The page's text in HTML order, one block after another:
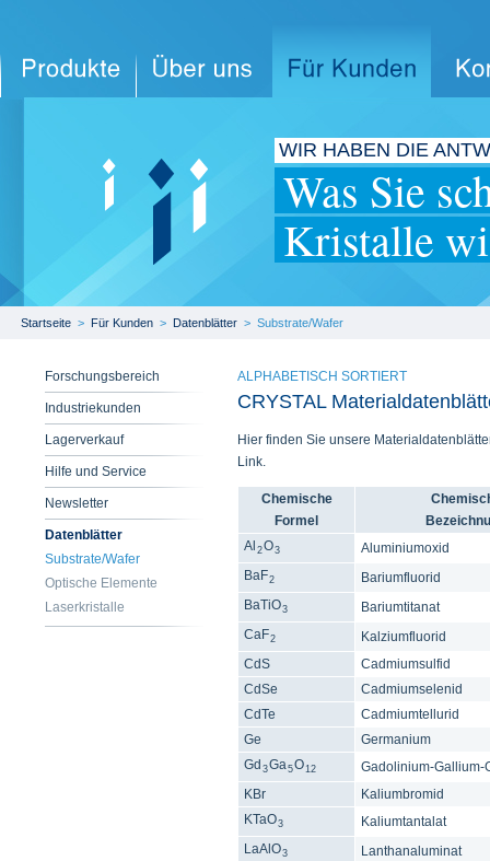
WIR HABEN DIE
Was Sie
Kristalle
Startseite > Für Kunden > Datenblätter > Substrate/Wafer
Forschungsbereich
Industriekunden
Lagerverkauf
Hilfe und Service
Newsletter
Datenblätter
Substrate/Wafer
Optische Elemente
Laserkristalle
ALPHABETISCH SORTIERT
CRYSTAL
Hier finden Sie unsere
Link.
Chemische
Formel
Al 2O3
Aluminiumoxid
BaF2
Bariumfluorid
BaTiO3
Bariumtitanat
CaF2
Kalziumfluorid
CdS
Cadmiumsulfid
CdSe
Cadmiumselenid
CdTe
Cadmiumtellurid
Ge
Germanium
Gd 3Ga5O12
Gadolinium-Gallium-
KBr
Kaliumbromid
KTaO3
Kaliumtantalat
LaAlO3
Lanthanaluminat